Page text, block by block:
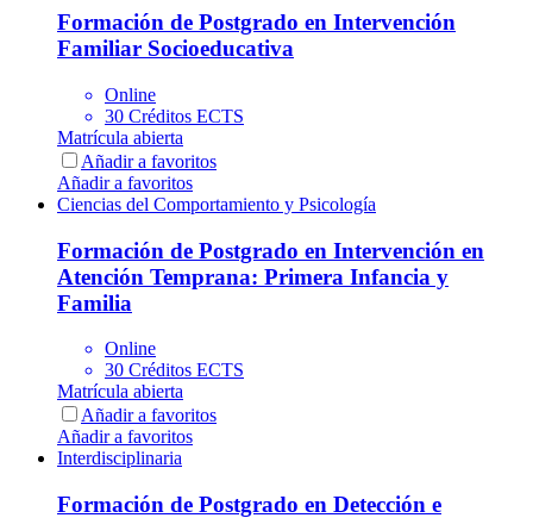
Formación de Postgrado en Intervención
Familiar Socioeducativa
Online
30 Créditos ECTS
Matrícula abierta
Añadir a favoritos
Añadir a favoritos
Ciencias del Comportamiento y Psicología
Formación de Postgrado en Intervención en
Atención Temprana: Primera Infancia y
Familia
Online
30 Créditos ECTS
Matrícula abierta
Añadir a favoritos
Añadir a favoritos
Interdisciplinaria
Formación de Postgrado en Detección e